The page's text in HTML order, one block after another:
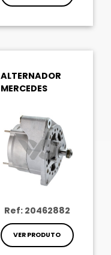
ALTERNADOR
MERCEDES
Ref: 20462882
VER PRODUTO